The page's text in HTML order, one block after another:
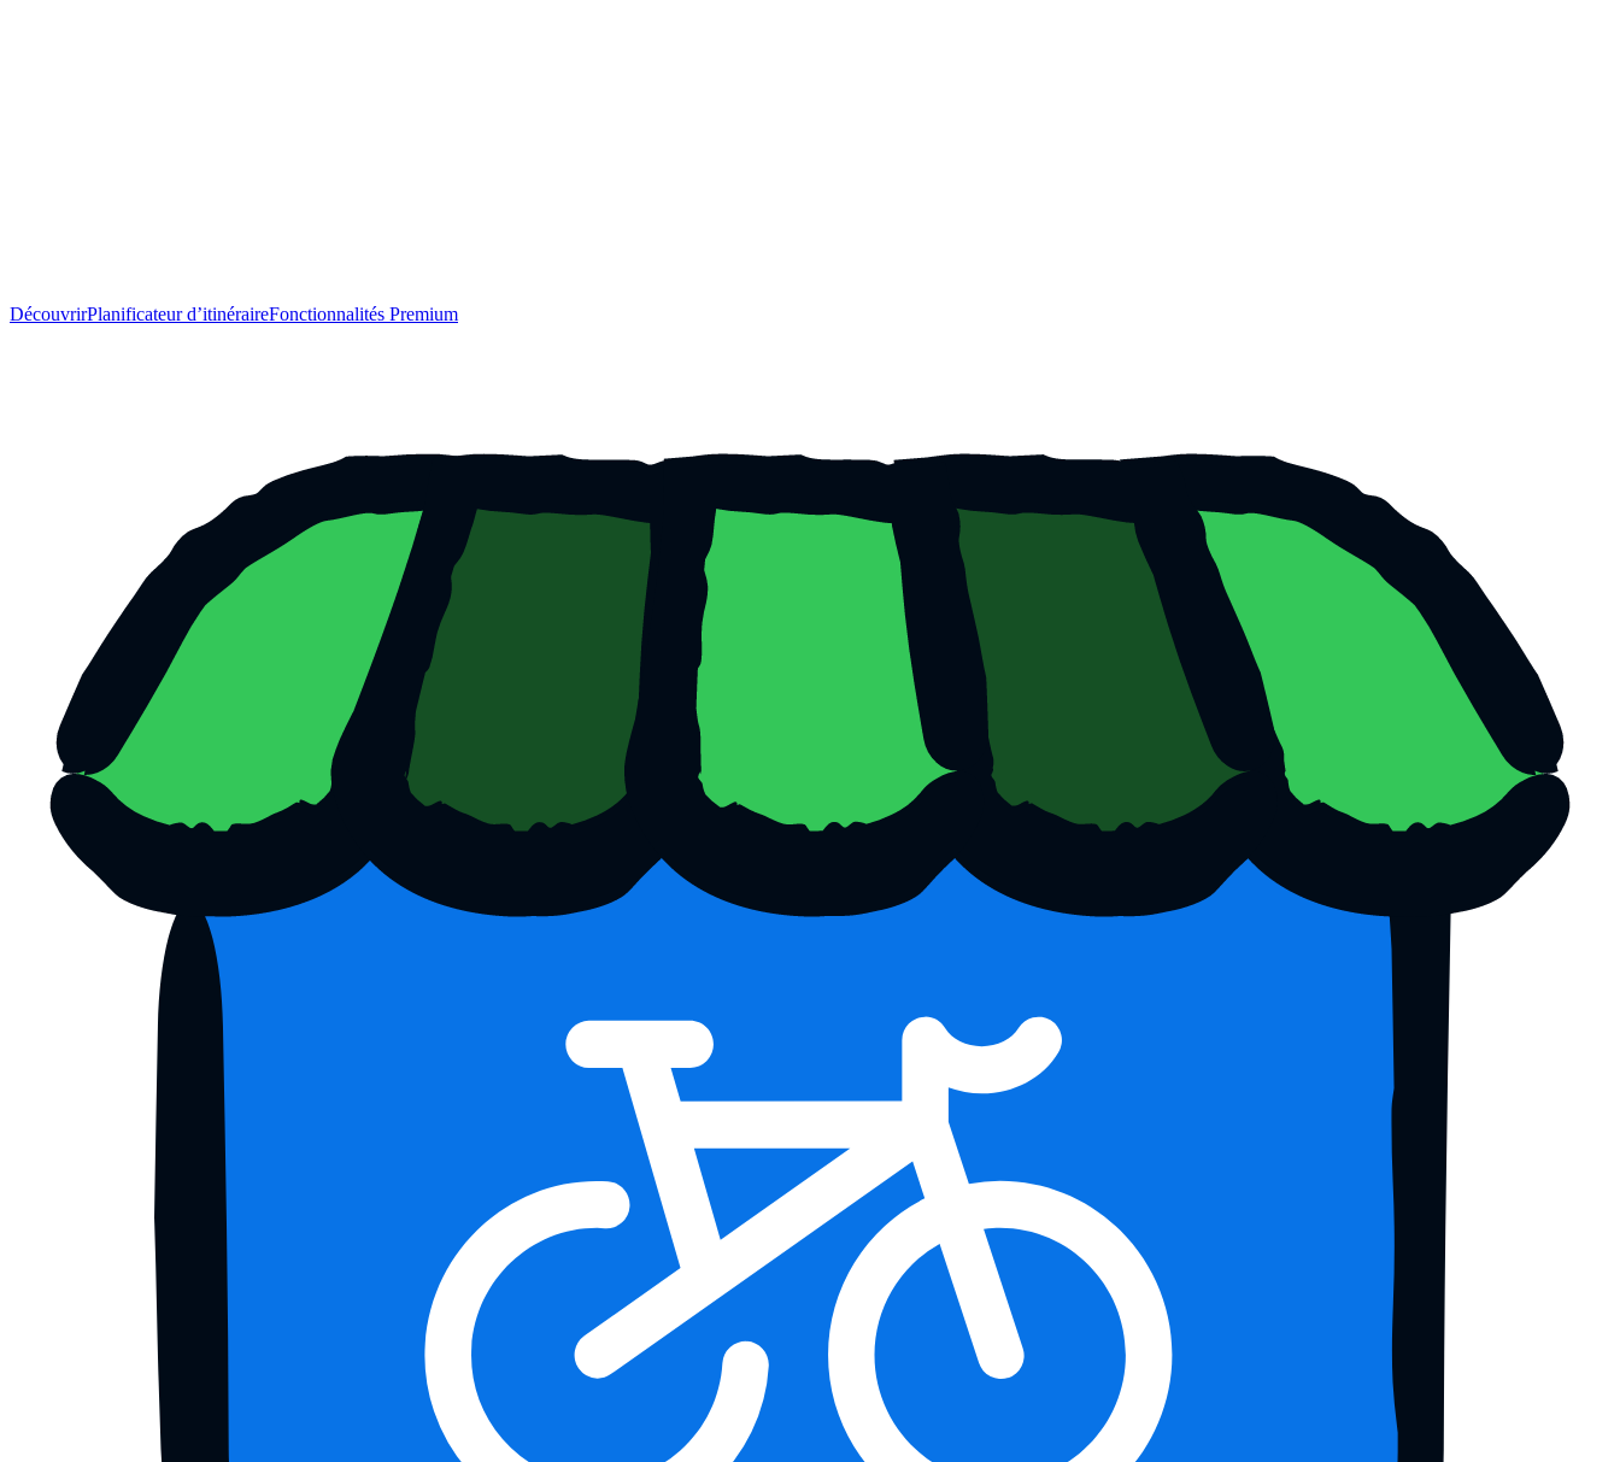
DécouvrirPlanificateur d’itinéraireFonctionnalités Premium